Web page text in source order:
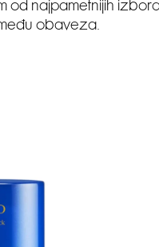
od najpametnijih
obaveza.